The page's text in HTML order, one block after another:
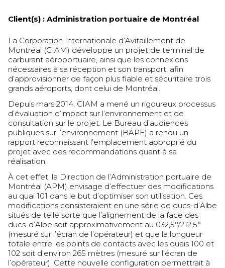
Client(s) : Administration portuaire de Montréal
La Corporation Internationale d’Avitaillement de
Montréal (CIAM) développe un projet de terminal de
carburant aéroportuaire, ainsi que les connexions
nécessaires à sa réception et son transport, afin
d’approvisionner de façon plus fiable et sécuritaire trois
grands aéroports, dont celui de Montréal.
Depuis mars 2014, CIAM a mené un rigoureux processus
d’évaluation d’impact sur l’environnement et de
consultation sur le projet. Le Bureau d’audiences
publiques sur l’environnement (BAPE) a rendu un
rapport reconnaissant l’emplacement approprié du
projet avec des recommandations quant à sa
réalisation.
À cet effet, la Direction de l’Administration portuaire de
Montréal (APM) envisage d’effectuer des modifications
au quai 101 dans le but d’optimiser son utilisation. Ces
modifications consisteraient en une série de ducs-d’Albe
situés de telle sorte que l’alignement de la face des
ducs-d’Albe soit approximativement au 032,5°/212,5°
(mesuré sur l’écran de l’opérateur) et que la longueur
totale entre les points de contacts avec les quais 100 et
102 soit d’environ 265 mètres (mesuré sur l’écran de
l’opérateur). Cette nouvelle configuration permettrait à